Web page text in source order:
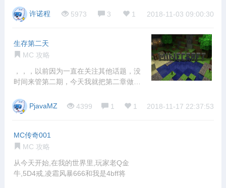
许诺程 5973 3 1 2018-11-03 09:00:30
生存第二天
MC 攻略
，，，以前因为一直在关注其他话题，没
时间来管第二期，今天我就把第二章做
PjavaMZ
4399 1 1 2018-11-17 22:37:53
MC传奇001
MC 攻略
从今天开始,在我的世界里,玩家老Q金
牛,5D4戒,凌霜风暴666和我是4bff将